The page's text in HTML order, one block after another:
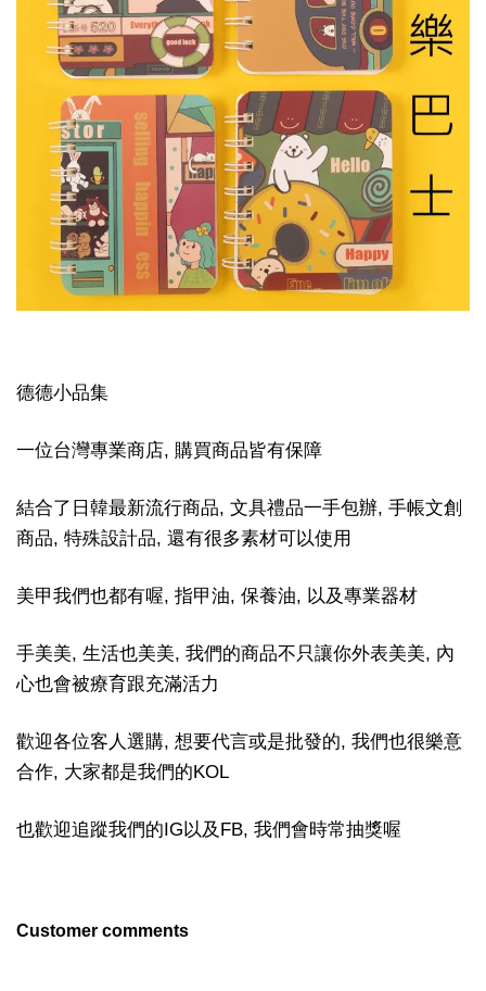
德德小品集
一位台灣專業商店, 購買商品皆有保障
結合了日韓最新流行商品, 文具禮品一手包辦, 手帳文創
商品, 特殊設計品, 還有很多素材可以使用
美甲我們也都有喔, 指甲油, 保養油, 以及專業器材
手美美, 生活也美美, 我們的商品不只讓你外表美美, 內
心也會被療育跟充滿活力
歡迎各位客人選購, 想要代言或是批發的, 我們也很樂意
合作, 大家都是我們的KOL
也歡迎追蹤我們的IG以及FB, 我們會時常抽獎喔
Customer comments